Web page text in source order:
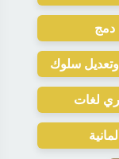
دمج
سلوك
لغات
ألمانية